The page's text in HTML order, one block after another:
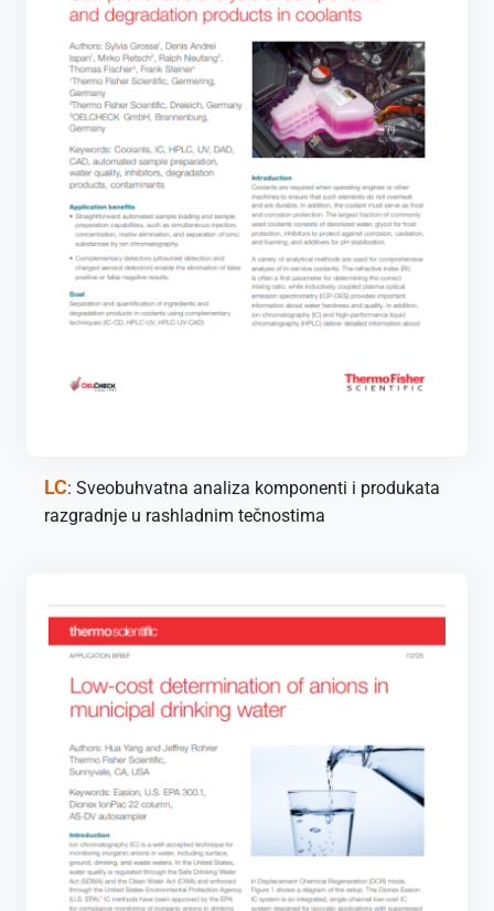
LC: Sveobuhvatna analiza komponenti i produkata
razgradnje u rashladnim tečnostima